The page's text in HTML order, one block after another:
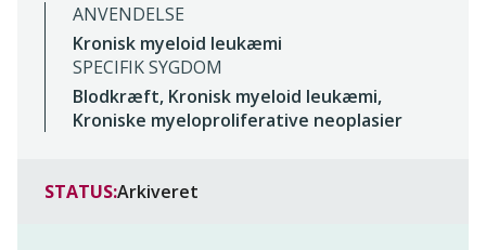
ANVENDELSE
Kronisk myeloid leukæmi
SPECIFIK SYGDOM
Blodkræft, Kronisk myeloid leukæmi,
Kroniske myeloproliferative neoplasier
STATUS:Arkiveret